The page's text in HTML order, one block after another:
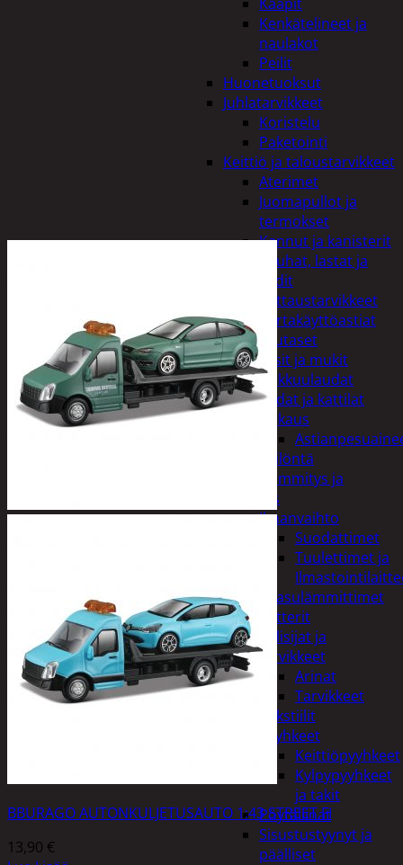
Kenkätelineet ja
naulakot
Peilit
Huonetuoksut
Juhlatarvikkeet
Koristelu
Paketointi
Keittiö ja taloustarvikkeet
Aterimet
Juomapullot ja
termokset
Kannut ja kanisterit
Kauhat, lastat ja
sudit
Kattaustarvikkeet
Kertakäyttöastiat
Lautaset
Lasit ja mukit
Leikkuulaudat
Padat ja kattilat
Tiskaus
Säilöntä
Kodin lämmitys ja
tuuletus
Ilmanvaihto
Suodattimet
Tuulettimet ja
Kaasulämmittimet
Patterit
Tulisijat ja
tarvikkeet
Arinat
Tarvikkeet
Kodintekstiilit
Pyyhkeet
Keittiöpyyhkeet
Kylpypyyhkeet
ja takit
Pöytäliinat
Sisustustyynyt ja
päälliset
BBURAGO AUTONKULJETUSAUTO 1:43 STREET FI
13,90 €